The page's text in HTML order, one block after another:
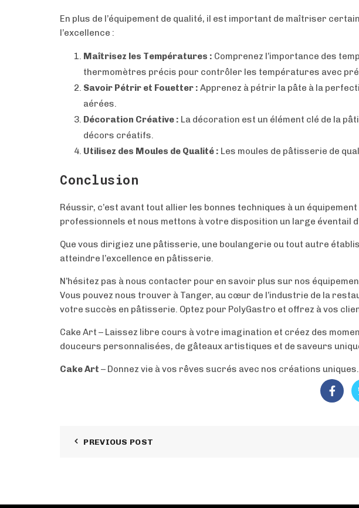
En plus de l’équipement de qualité, il est important de maîtriser
l’excellence :
Maîtrisez les Températures : Comprenez l’importance des
thermomètres précis pour contrôler les températures avec
Savoir Pétrir et Fouetter : Apprenez à pétrir la pâte à la
aérées.
Décoration Créative : La décoration est un élément clé de la
décors créatifs.
Utilisez des Moules de Qualité : Les moules de pâtisserie de
Conclusion
Réussir, c’est avant tout allier les bonnes techniques à un
professionnels et nous mettons à votre disposition un large éventail
Que vous dirigiez une pâtisserie, une boulangerie ou tout autre
atteindre l’excellence en pâtisserie.
N’hésitez pas à nous contacter pour en savoir plus sur nos
Vous pouvez nous trouver à Tanger, au cœur de l’industrie de la
votre succès en pâtisserie. Optez pour PolyGastro et offrez à vos
Cake Art – Laissez libre cours à votre imagination et créez des
douceurs personnalisées, de gâteaux artistiques et de saveurs
Cake Art – Donnez vie à vos rêves sucrés avec nos créations uniques.
PREVIOUS POST